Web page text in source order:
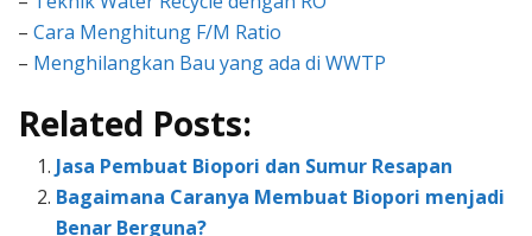
– Cara Menghitung F/M Ratio
– Menghilangkan Bau yang ada di WWTP
Related Posts:
Jasa Pembuat Biopori dan Sumur Resapan
Bagaimana Caranya Membuat Biopori menjadi
Benar Berguna?